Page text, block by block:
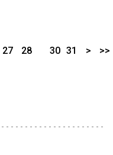
27
28
30 31 > >>